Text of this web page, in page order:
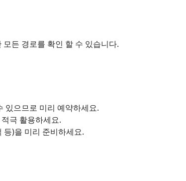
든 경로를 확인 할 수 있습니다.
있으므로 미리 예약하세요.
극 활용하세요.
등)을 미리 준비하세요.